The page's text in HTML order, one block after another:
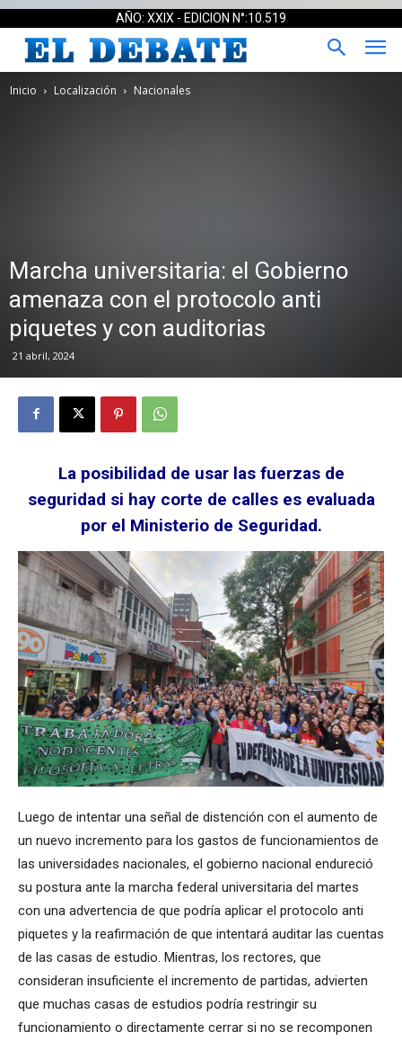
AÑO: XXIX - EDICION N°:10.519
Inicio Localización Nacionales
Marcha universitaria: el Gobierno
amenaza con el protocolo anti
piquetes y con auditorias
21 abril, 2024
La posibilidad de usar las fuerzas de
seguridad si hay corte de calles es evaluada
por el Ministerio de Seguridad.
Luego de intentar una señal de distención con el aumento de
un nuevo incremento para los gastos de funcionamientos de
las universidades nacionales, el gobierno nacional endureció
su postura ante la marcha federal universitaria del martes
con una advertencia de que podría aplicar el protocolo anti
piquetes y la reafirmación de que intentará auditar las cuentas
de las casas de estudio. Mientras, los rectores, que
consideran insuficiente el incremento de partidas, advierten
que muchas casas de estudios podría restringir su
funcionamiento o directamente cerrar si no se recomponen